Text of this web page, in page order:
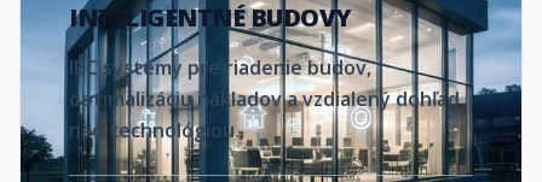
INTELIGENTNÉ BUDOVY
IBC systémy pre riadenie budov,
optimalizáciu nákladov a vzdialený dohľad
nad technológiou.